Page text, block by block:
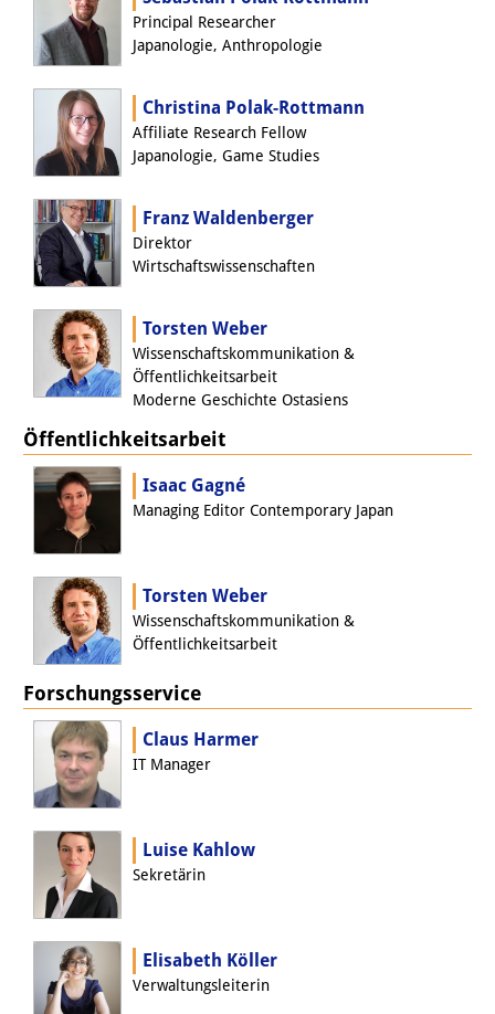
Symposien und Konferenzen
Workshops
Sonstige Veranstaltungen
Publikationen
Publikationsübersicht
Contemporary Japan
DIJ Monographienreihe
DIJ Working Papers
DIJ Newsletter
DIJ Videos
Miscellanea
Podcasts
Frühere Publikationsreihen
Bibliothek
Die Bibliothek ist für die
Öffentlichkeit zugänglich.
Bitte melden Sie sich vorher an.
Information
Katalog
Bandō-Sammlung
Dreisprachiges Glossar der
Demographie
Principal Researcher
Japanologie, Anthropologie
Christina Polak-Rottmann
Affiliate Research Fellow
Japanologie, Game Studies
Franz Waldenberger
Direktor
Wirtschaftswissenschaften
Torsten Weber
Wissenschaftskommunikation &
Öffentlichkeitsarbeit
Moderne Geschichte Ostasiens
Öffentlichkeitsarbeit
Isaac Gagné
Managing Editor Contemporary Japan
Torsten Weber
Wissenschaftskommunikation &
Öffentlichkeitsarbeit
Forschungsservice
Claus Harmer
IT Manager
Luise Kahlow
Sekretärin
Elisabeth Köller
Verwaltungsleiterin